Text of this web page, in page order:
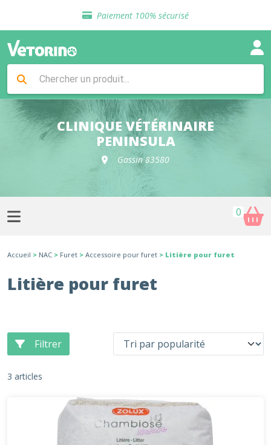
Paiement 100% sécurisé
Livraison gratuite en clinique vétérinaire
Sélection de croquettes vétérinaire
Livraison gratuite en clinique vétérinaire
Retour gratuit en clinique
Sélection de croquettes vétérinaire
CLINIQUE VÉTÉRINAIRE
PENINSULA
Gassin 83580
0
Accueil > NAC > Furet > Accessoire pour furet > Litière pour furet
Litière pour furet
Filtrer
3 articles